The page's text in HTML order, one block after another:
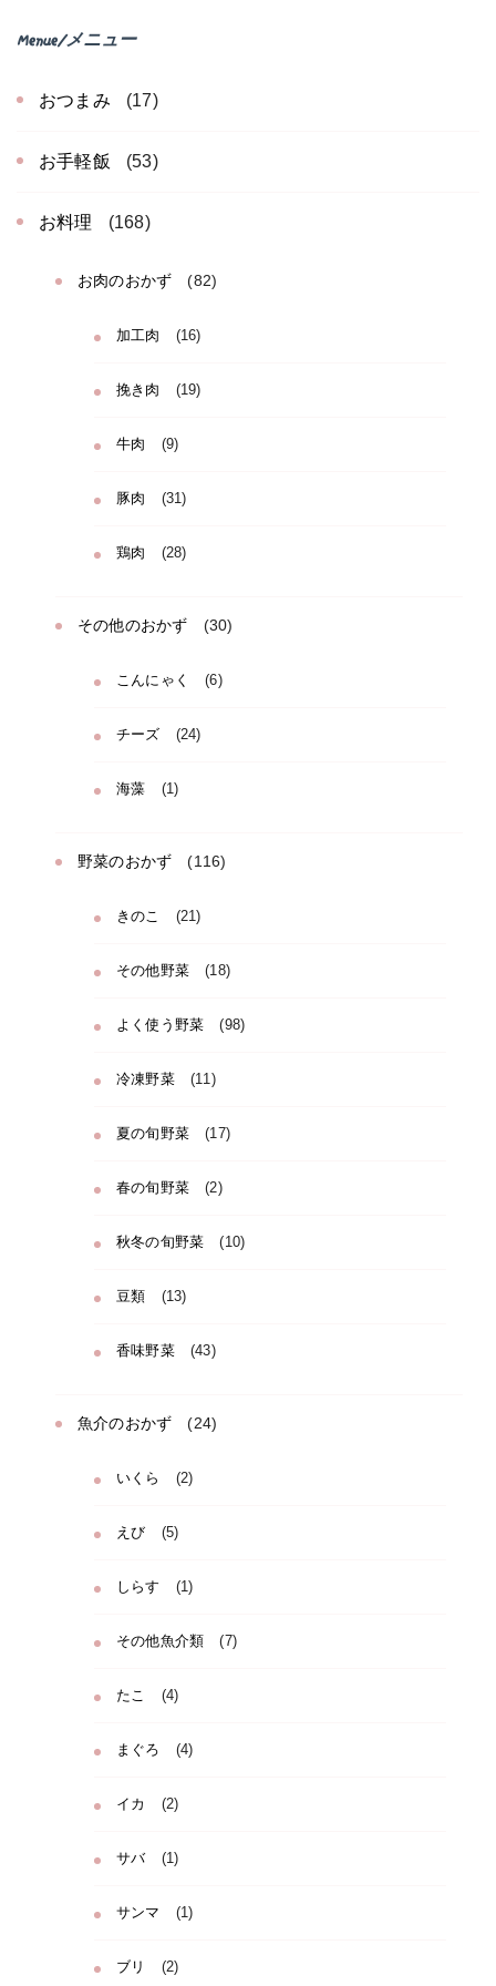
Menue/メニュー
おつまみ (17)
お手軽飯 (53)
お料理 (168)
お肉のおかず (82)
加工肉 (16)
挽き肉 (19)
牛肉 (9)
豚肉 (31)
鶏肉 (28)
その他のおかず (30)
こんにゃく (6)
チーズ (24)
海藻 (1)
野菜のおかず (116)
きのこ (21)
その他野菜 (18)
よく使う野菜 (98)
冷凍野菜 (11)
夏の旬野菜 (17)
春の旬野菜 (2)
秋冬の旬野菜 (10)
豆類 (13)
香味野菜 (43)
魚介のおかず (24)
いくら (2)
えび (5)
しらす (1)
その他魚介類 (7)
たこ (4)
まぐろ (4)
イカ (2)
サバ (1)
サンマ (1)
ブリ (2)